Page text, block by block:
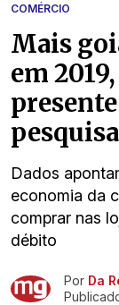
COMÉRCIO
Mais
em
pesquisa
Dados
economia da
comprar nas
débito
Ir direto pra
Por Da